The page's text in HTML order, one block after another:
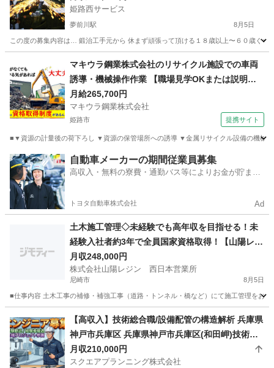
姫路西サービス
夢前川駅 8月5日
この度の募集内容は… 鍛治工手元から 休まず頑張って頂ける１８歳以上〜６０歳ぐ
夢前川駅 その他
マキウラ鋼業株式会社のリサイクル施設での車両
誘導・機械操作作業 【職場見学OKまたは説明会
あり】
月給265,700円
マキウラ鋼業株式会社
姫路市 提携サイト
■▼資源の計量後の荷下ろし ▼資源の保管場所への誘導 ▼金属リサイクル設備の機械
兵庫 姫路市 その他
自動車メーカーの期間従業員募集
高収入・無料の寮費・通勤バス等によりお金が貯まり
トヨタ自動車株式会社 Ad
土木施工管理◇未経験でも高年収を目指せる！未
経験入社者約3年で全員国家資格取得！【山陽レジ
ン】
月収248,000円
株式会社山陽レジン 西日本営業所
尼崎市 8月5日
■仕事内容 土木工事の補修・補強工事（道路・トンネル・橋など）にて施工管理をお
施工管理 未経験
【高収入】技術総合職/設備配管の構造解析 兵庫県
神戸市兵庫区 兵庫県神戸市兵庫区(和田岬)技術総
合職/設備配管の構造解析
月収210,000円
スクエアプランニング株式会社